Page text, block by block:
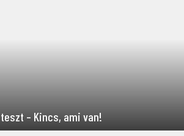
– Kincs, ami van!